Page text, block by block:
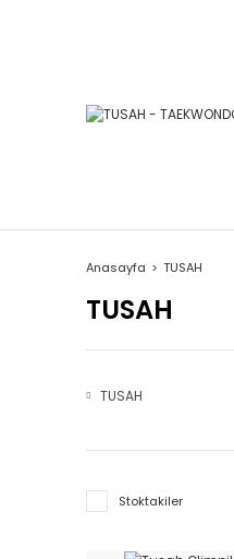
Anasayfa TUSAH
TUSAH
TUSAH
Stoktakiler